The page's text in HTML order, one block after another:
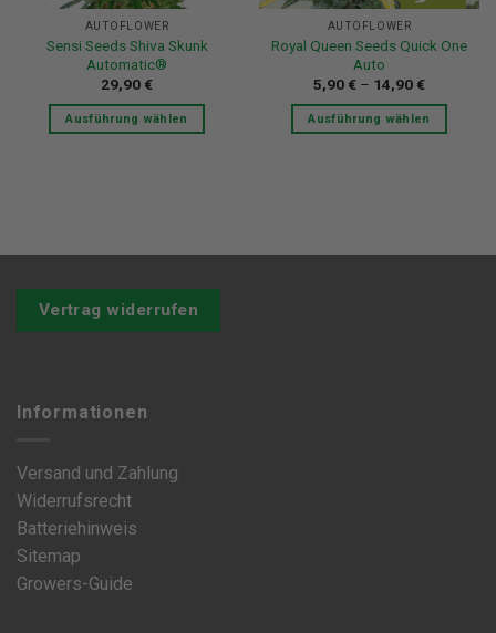
Produktseite
gewählt
werden
Produktseite
gewählt
werden
AUTOFLOWER
Sensi Seeds Shiva Skunk
Automatic®
29,90 €
Ausführung wählen
auf.
Optionen
können
gewählt
AUTOFLOWER
Royal Queen Seeds Quick One
Auto
5,90 € – 14,90 €
Ausführung wählen
auf.
Vertrag widerrufen
Informationen
Versand und Zahlung
Widerrufsrecht
Batteriehinweis
Sitemap
Growers-Guide